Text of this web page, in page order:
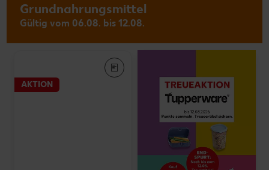
Grundnahrungsmittel
Gültig vom 06.08. bis 12.08.
AKTION